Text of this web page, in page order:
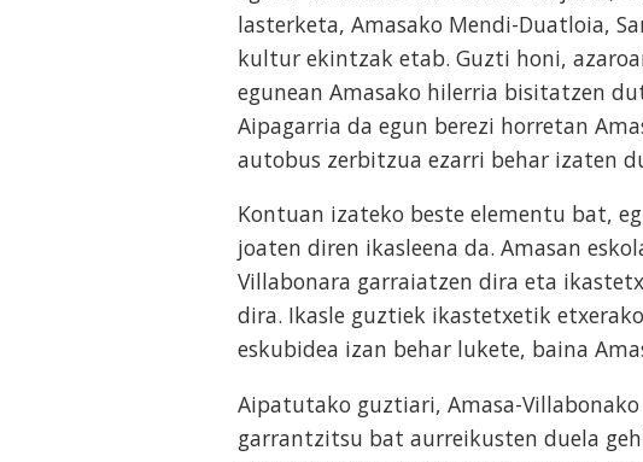
lasterketa, Amasako Mendi-Duatloia,
kultur ekintzak etab. Guzti honi,
egunean Amasako hilerria bisitatzen
Aipagarria da egun berezi horretan
autobus zerbitzua ezarri behar izaten
Kontuan izateko beste elementu bat,
joaten diren ikasleena da. Amasan
Villabonara garraiatzen dira eta
dira. Ikasle guztiek ikastetxetik
eskubidea izan behar lukete, baina
Aipatutako guztiari, Amasa-
garrantzitsu bat aurreikusten duela